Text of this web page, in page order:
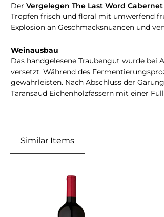
Der Vergelegen The Last Word
Tropfen frisch und floral mit umwerfend
Explosion an Geschmacksnuancen und
Weinausbau
Das handgelesene Traubengut wurde
versetzt. Während des
gewährleisten. Nach Abschluss der
Taransaud Eichenholzfässern mit einer
Similar Items